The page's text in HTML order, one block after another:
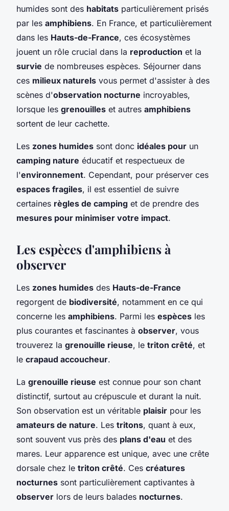
humides sont des habitats particulièrement prisés
par les amphibiens. En France, et particulièrement
dans les Hauts-de-France, ces écosystèmes
jouent un rôle crucial dans la reproduction et la
survie de nombreuses espèces. Séjourner dans
ces milieux naturels vous permet d'assister à des
scènes d'observation nocturne incroyables,
lorsque les grenouilles et autres amphibiens
sortent de leur cachette.
Les zones humides sont donc idéales pour un
camping nature éducatif et respectueux de
l'environnement. Cependant, pour préserver ces
espaces fragiles, il est essentiel de suivre
certaines règles de camping et de prendre des
mesures pour minimiser votre impact.
Les espèces d'amphibiens à
observer
Les zones humides des Hauts-de-France
regorgent de biodiversité, notamment en ce qui
concerne les amphibiens. Parmi les espèces les
plus courantes et fascinantes à observer, vous
trouverez la grenouille rieuse, le triton crêté, et
le crapaud accoucheur.
La grenouille rieuse est connue pour son chant
distinctif, surtout au crépuscule et durant la nuit.
Son observation est un véritable plaisir pour les
amateurs de nature. Les tritons, quant à eux,
sont souvent vus près des plans d'eau et des
mares. Leur apparence est unique, avec une crête
dorsale chez le triton crêté. Ces créatures
nocturnes sont particulièrement captivantes à
observer lors de leurs balades nocturnes.